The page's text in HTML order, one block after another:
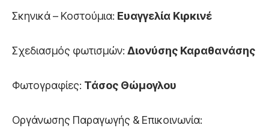
Σκηνικά – Κοστούμια: Ευαγγελία Κιρκινέ
Σχεδιασμός φωτισμών: Διονύσης Καραθανάσης
Φωτογραφίες: Τάσος Θώμογλου
Οργάνωσης Παραγωγής & Επικοινωνία: